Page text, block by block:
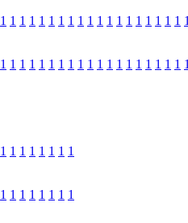
1 1 1 1 1 1 1 1 1 1 1 1 1 1 1 1 1 1 1 1
1 1 1 1 1 1 1 1 1 1 1 1 1 1 1 1 1 1 1 1
1 1 1 1 1 1 1 1
1 1 1 1 1 1 1 1